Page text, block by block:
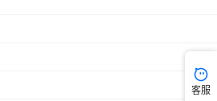
客服